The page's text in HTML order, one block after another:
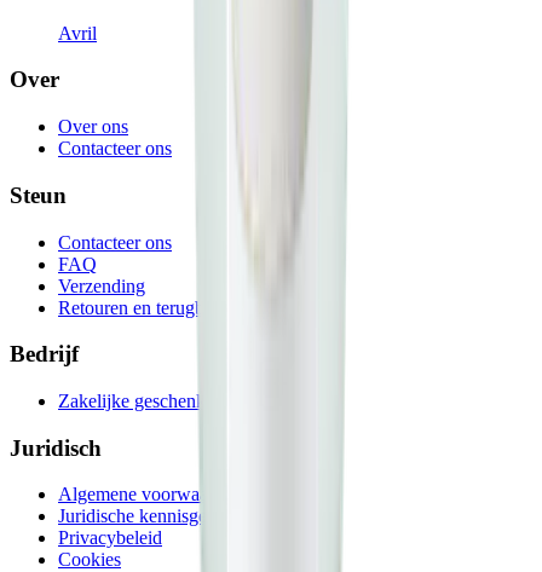
Avril
Over
Over ons
Contacteer ons
Steun
Contacteer ons
FAQ
Verzending
Retouren en terugbetalingen
Bedrijf
Zakelijke geschenken
Juridisch
Algemene voorwaarden
Juridische kennisgeving
Privacybeleid
Cookies